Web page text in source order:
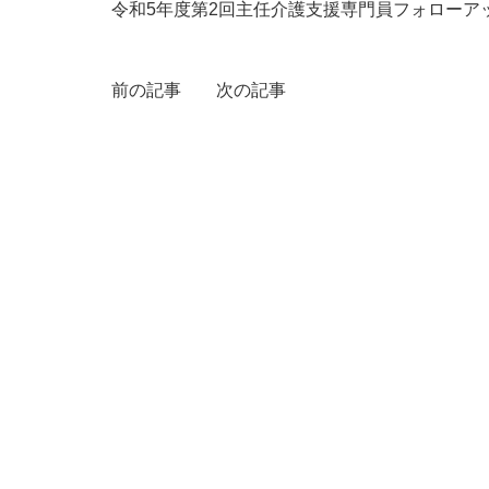
令和5年度第2回主任介護支援専門員フォローア
前の記事 次の記事